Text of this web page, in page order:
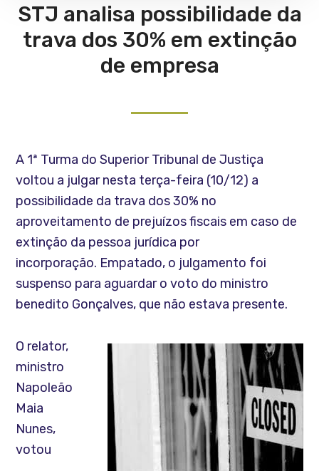
STJ analisa possibilidade da
trava dos 30% em extinção
de empresa
A 1ª Turma do Superior Tribunal de Justiça
voltou a julgar nesta terça-feira (10/12) a
possibilidade da trava dos 30% no
aproveitamento de prejuízos fiscais em caso de
extinção da pessoa jurídica por
incorporação. Empatado, o julgamento foi
suspenso para aguardar o voto do ministro
benedito Gonçalves, que não estava presente.
O relator,
ministro
Napoleão
Maia
Nunes,
votou